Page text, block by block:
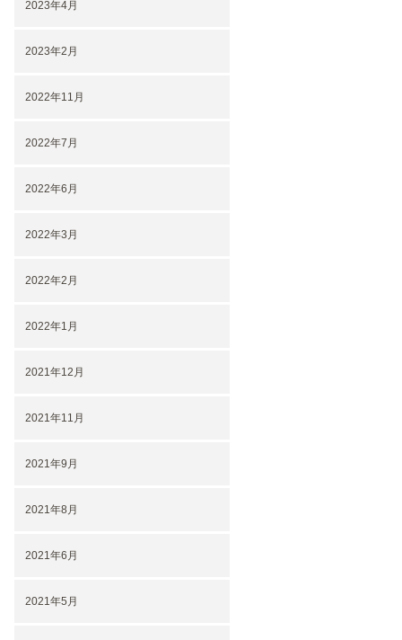
2023年4月
2023年2月
2022年11月
2022年7月
2022年6月
2022年3月
2022年2月
2022年1月
2021年12月
2021年11月
2021年9月
2021年8月
2021年6月
2021年5月